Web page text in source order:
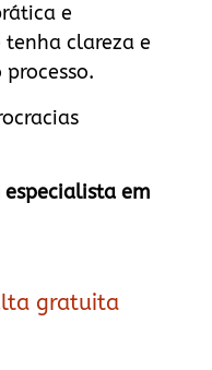
e
clareza e
em
gratuita